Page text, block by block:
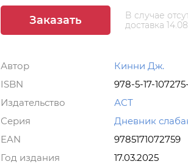
Заказать
В случае
доставка
Автор
Кинни Дж.
ISBN
978-5-17-
Издательство
АСТ
Серия
Дневник
EAN
9785171072759
Год издания
17.03.2025